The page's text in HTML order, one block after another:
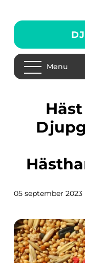
Menu
Häst på foder: En
05 september 2023